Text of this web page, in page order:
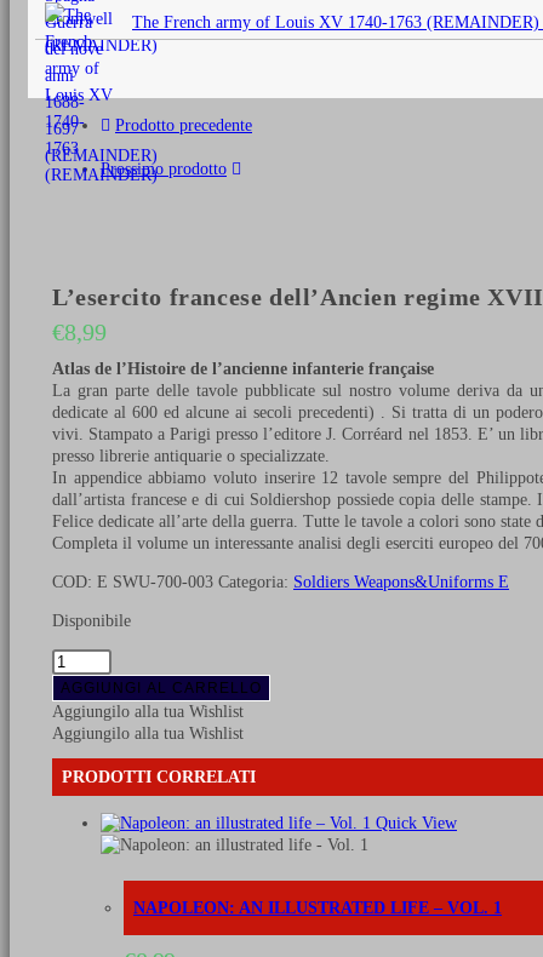
originale
era:
The French army of Louis XV 1740-1763 (REMAINDER)
Prodotto precedente
Prossimo prodotto
L’esercito francese dell’Ancien regime
€8,99
Atlas de l’Histoire de l’ancienne infanterie française
La gran parte delle tavole pubblicate sul nostro volume deriva da
dedicate al 600 ed alcune ai secoli precedenti) . Si tratta di un
vivi. Stampato a Parigi presso l’editore J. Corréard nel 1853. E’ un
presso librerie antiquarie o specializzate.
In appendice abbiamo voluto inserire 12 tavole sempre del
dall’artista francese e di cui Soldiershop possiede copia delle
Felice dedicate all’arte della guerra. Tutte le tavole a colori sono
Completa il volume un interessante analisi degli eserciti europeo del
COD: E SWU-700-003 Categoria: Soldiers Weapons&Uniforms E
Disponibile
L'esercito
francese
dell'Ancien
regime
XVII-
XVIII
secolo
quantità
AGGIUNGI AL CARRELLO
Aggiungilo alla tua Wishlist
Aggiungilo alla tua Wishlist
PRODOTTI CORRELATI
Quick View
NAPOLEON: AN ILLUSTRATED LIFE – VOL. 1